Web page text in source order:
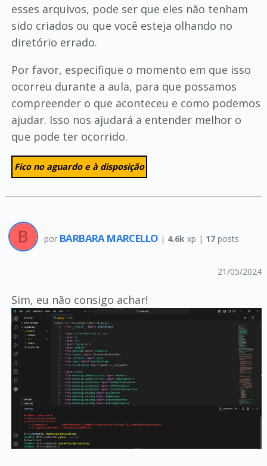
esses arquivos, pode ser que eles não tenham
sido criados ou que você esteja olhando no
diretório errado.
Por favor, especifique o momento em que isso
ocorreu durante a aula, para que possamos
compreender o que aconteceu e como podemos
ajudar. Isso nos ajudará a entender melhor o
que pode ter ocorrido.
Fico no aguardo e à disposição
por BARBARA MARCELLO | 4.6k xp | 17posts
21/05/2024
Sim, eu não consigo achar!